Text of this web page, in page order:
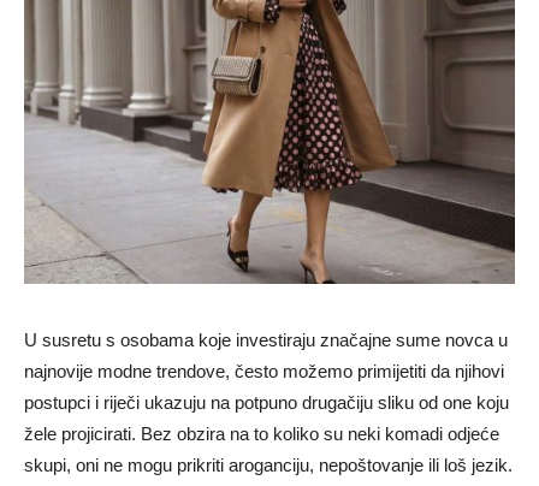
U susretu s osobama koje investiraju značajne sume novca u
najnovije modne trendove, često možemo primijetiti da njihovi
postupci i riječi ukazuju na potpuno drugačiju sliku od one koju
žele projicirati. Bez obzira na to koliko su neki komadi odjeće
skupi, oni ne mogu prikriti aroganciju, nepoštovanje ili loš jezik.